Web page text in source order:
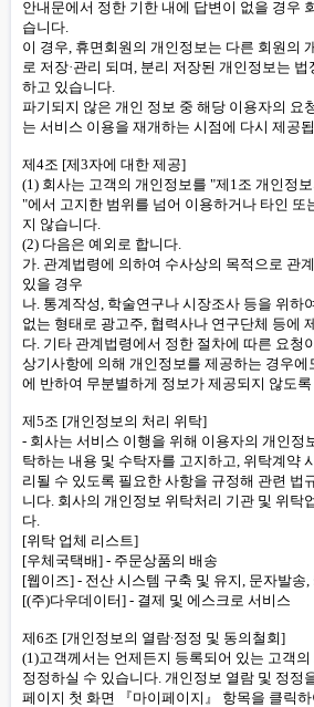
안내문에서 정한 기한 내에 답변이 없을 경우
습니다.
이 경우, 휴면회원의 개인정보는 다른 회원의
로 저장·관리 되며, 분리 저장된 개인정보는
하고 있습니다.
파기되지 않은 개인 정보 중 해당 이용자의 요
는 서비스 이용을 재개하는 시점에 다시 제공
제4조 [제3자에 대한 제공]
(1) 회사는 고객의 개인정보를 "제1조 개인정
"에서 고지한 범위를 넘어 이용하거나 타인 또
지 않습니다.
(2) 다음은 예외로 합니다.
가. 관계법령에 의하여 수사상의 목적으로 관
있을 경우
나. 통계작성, 학술연구나 시장조사 등을 위하
없는 형태로 광고주, 협력사나 연구단체 등에
다. 기타 관계법령에서 정한 절차에 따른 요청
상기사항에 의해 개인정보를 제공하는 경우에
에 반하여 무분별하게 정보가 제공되지 않도
제5조 [개인정보의 처리 위탁]
- 회사는 서비스 이행을 위해 이용자의 개인정
탁하는 내용 및 수탁자를 고지하고, 위탁계약
리될 수 있도록 필요한 사항을 규정해 관련 법
니다. 회사의 개인정보 위탁처리 기관 및 위탁
다.
[위탁 업체 리스트]
[우체국택배] - 주문상품의 배송
[웹이즈] - 전산 시스템 구축 및 유지, 문자발송
[(주)다우데이터] - 결제 및 에스크로 서비스
제6조 [개인정보의 열람∙정정 및 동의철회]
(1)고객께서는 언제든지 등록되어 있는 고객
정정하실 수 있습니다. 개인정보 열람 및 정정
페이지 첫 화면 『마이페이지』 항목을 클릭